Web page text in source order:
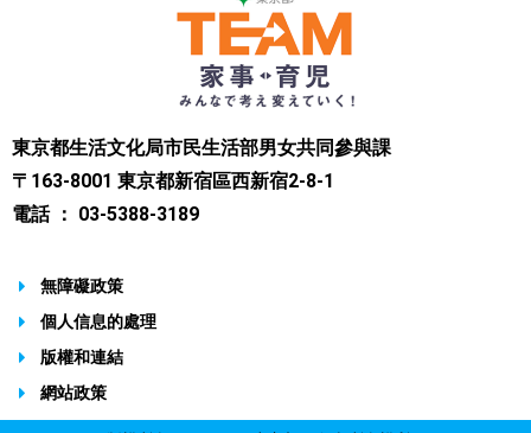
東京都生活文化局市民生活部男女共同參與課
〒163-8001 東京都新宿區西新宿2-8-1
電話 ： 03-5388-3189
無障礙政策
個人信息的處理
版權和連結
網站政策